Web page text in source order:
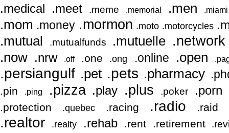
.medical .meet .meme .memorial .men .miami
.mom .money .mormon .moto .motorcycles
.mutual .mutualfunds .mutuelle .network
.now .nrw .off .one .ong .online .open
.persiangulf .pet .pets .pharmacy
.pin .ping .pizza .play .plus .poker .porn
.protection .quebec .racing .radio .raid
.realtor .realty .rehab .rent .retirement